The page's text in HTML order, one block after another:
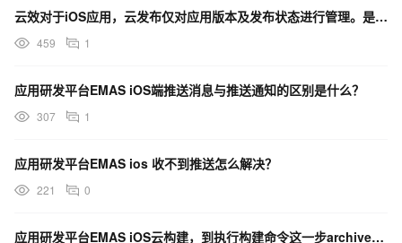
云效对于iOS应用，云发布仅对应用版本及发布状态进行管理。是需要把打包的产物手动上传的发布平台吗？
459 1
应用研发平台EMAS iOS端推送消息与推送通知的区别是什么？
307 1
应用研发平台EMAS ios 收不到推送怎么解决？
221 0
应用研发平台EMAS iOS云构建，到执行构建命令这一步archive失败，怎么解决？